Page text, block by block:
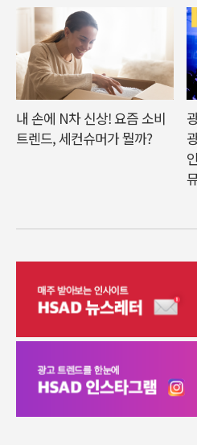
내 손에 N차 신상! 요즘 소비
트렌드, 세컨슈머가 뭘까?